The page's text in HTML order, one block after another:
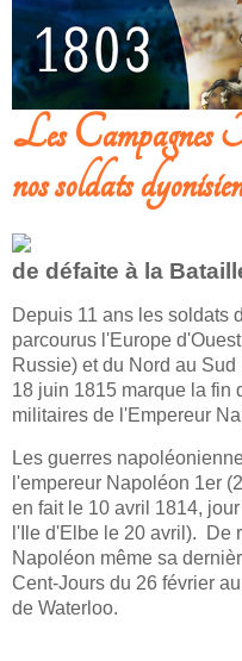
Les Campagnes
nos soldats
de défaite à la
Depuis 11 ans les soldats
parcourus l'Europe
Russie) et du Nord au
18 juin 1815 marque la fin
militaires de l'Empereur
Les guerres
l'empereur Napoléon 1er
en fait le 10 avril 1814,
l'Ile d'Elbe le 20 avril). De
Napoléon même sa
Cent-Jours du 26 février
de Waterloo.